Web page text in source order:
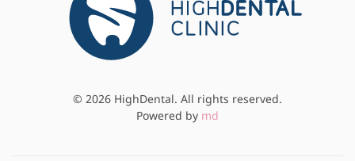
© 2026 HighDental. All rights reserved.
Powered by md